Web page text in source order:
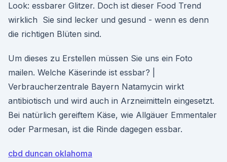
Look: essbarer Glitzer. Doch ist dieser Food Trend
wirklich Sie sind lecker und gesund - wenn es denn
die richtigen Blüten sind.
Um dieses zu Erstellen müssen Sie uns ein Foto
mailen. Welche Käserinde ist essbar? |
Verbraucherzentrale Bayern Natamycin wirkt
antibiotisch und wird auch in Arzneimitteln eingesetzt.
Bei natürlich gereiftem Käse, wie Allgäuer Emmentaler
oder Parmesan, ist die Rinde dagegen essbar.
cbd duncan oklahoma